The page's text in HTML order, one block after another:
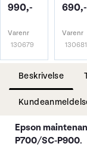
990,-
Varenr
130679
690,-
Varenr
130681
Beskrivelse
Epson
P700/SC-P900.